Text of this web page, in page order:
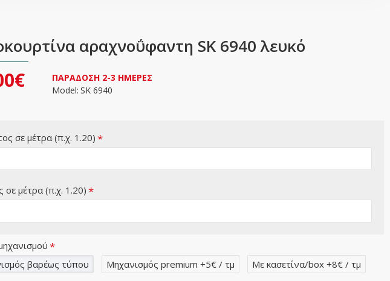
αραχνοΰφαντη SK 6940 λευκό
ΠΑΡΑΔΟΣΗ 2-3 ΗΜΕΡΕΣ
Model: SK 6940
σε μέτρα (π.χ. 1.20)
σε μέτρα (π.χ. 1.20)
βαρέως τύπου
Μηχανισμός premium +5€ / τμ Με κασετίνα/box +8€ / τμ